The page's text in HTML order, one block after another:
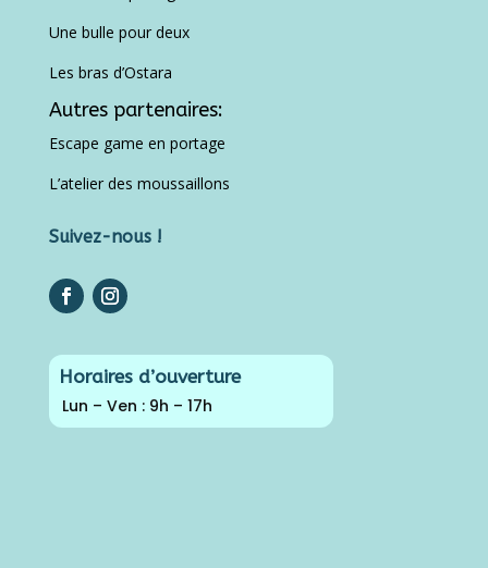
Une bulle pour deux
Les bras d’Ostara
Autres partenaires:
Escape game en portage
L’atelier des moussaillons
Suivez-nous !
Horaires d’ouverture
Lun – Ven : 9h – 17h